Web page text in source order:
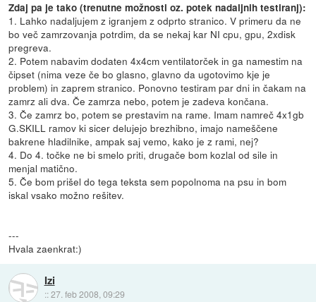
Zdaj pa je tako (trenutne možnosti oz. potek nadaljnih testiranj):
1. Lahko nadaljujem z igranjem z odprto stranico. V primeru da ne
bo več zamrzovanja potrdim, da se nekaj kar NI cpu, gpu, 2xdisk
pregreva.
2. Potem nabavim dodaten 4x4cm ventilatorček in ga namestim na
čipset (nima veze če bo glasno, glavno da ugotovimo kje je
problem) in zaprem stranico. Ponovno testiram par dni in čakam na
zamrz ali dva. Če zamrza nebo, potem je zadeva končana.
3. Če zamrz bo, potem se prestavim na rame. Imam namreč 4x1gb
G.SKILL ramov ki sicer delujejo brezhibno, imajo nameščene
bakrene hladilnike, ampak saj vemo, kako je z rami, nej?
4. Do 4. točke ne bi smelo priti, drugače bom kozlal od sile in
menjal matično.
5. Če bom prišel do tega teksta sem popolnoma na psu in bom
iskal vsako možno rešitev.
---
Hvala zaenkrat:)
Izi
::27. feb 2008, 09:29